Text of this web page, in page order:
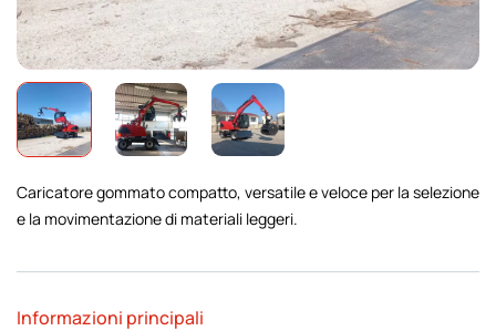
Caricatore gommato compatto, versatile e veloce per la selezione
e la movimentazione di materiali leggeri.
Informazioni principali